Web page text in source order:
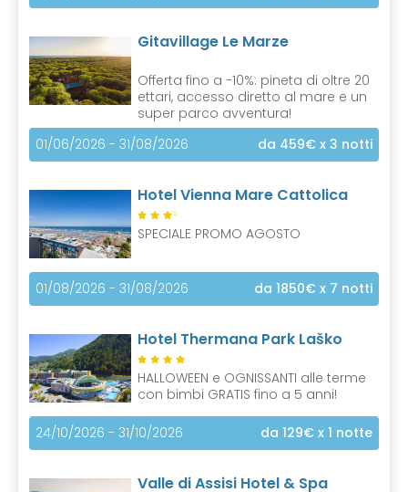
Gitavillage Le Marze
Offerta fino a -10%: pineta di oltre 20
ettari, accesso diretto al mare e un
super parco avventura!
01/06/2026 - 31/08/2026
da 459€ x 3 notti
Hotel Vienna Mare Cattolica
S
SPECIALE PROMO AGOSTO
01/08/2026 - 31/08/2026 da 1850€ x 7 notti
Hotel Thermana Park Laško
HALLOWEEN e OGNISSANTI alle terme
con bimbi GRATIS fino a 5 anni!
24/10/2026 - 31/10/2026 da 129€ x 1 notte
Valle di Assisi Hotel & Spa